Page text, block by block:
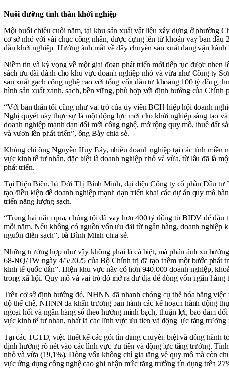
Nuôi dưỡng tinh thần khởi nghiệp
Một buổi chiều cuối năm, tại khu sản xuất vật liệu xây dựng ở phường
cơ sở nhỏ với vài chục công nhân, được dựng lên từ khoản vay ban
đầu khởi nghiệp. Hướng ánh mắt về dây chuyền sản xuất đang vận
Niềm tin và kỳ vọng về một giai đoạn phát triển mới tiếp tục được
sách ưu đãi dành cho khu vực doanh nghiệp nhỏ và vừa như Công ty
sản xuất gạch công nghệ cao với tổng vốn đầu tư khoảng 100 tỷ đồng,
hình sản xuất xanh, sạch, bền vững, phù hợp với định hướng của Chính
“Với bản thân tôi cũng như vai trò của ủy viên BCH hiệp hội doanh
Nghị quyết này thực sự là một động lực mới cho khởi nghiệp sáng tạo
doanh nghiệp mạnh dạn đổi mới công nghệ, mở rộng quy mô, thuê đất
và vươn lên phát triển”, ông Bảy chia sẻ.
Không chỉ ông Nguyễn Huy Bảy, nhiều doanh nghiệp tại các tỉnh miền
vực kinh tế tư nhân, đặc biệt là doanh nghiệp nhỏ và vừa, từ lâu đã là
phát triển.
Tại Điện Biên, bà Đới Thị Bình Minh, đại diện Công ty cổ phần Đầu tư
tạo điều kiện để doanh nghiệp mạnh dạn triển khai các dự án quy mô
triển năng lượng sạch.
“Trong hai năm qua, chúng tôi đã vay hơn 400 tỷ đồng từ BIDV để
mỗi năm. Nếu không có nguồn vốn ưu đãi từ ngân hàng, doanh nghiệp
nguồn điện sạch”, bà Bình Minh chia sẻ.
Những trường hợp như vậy không phải là cá biệt, mà phản ánh xu
68-NQ/TW ngày 4/5/2025 của Bộ Chính trị đã tạo thêm một bước phát
kinh tế quốc dân”. Hiện khu vực này có hơn 940.000 doanh nghiệp,
trong xã hội. Quy mô và vai trò đó mở ra dư địa để dòng vốn ngân
Trên cơ sở định hướng đó, NHNN đã nhanh chóng cụ thể hóa bằng
độ thể chế, NHNN đã khẩn trương ban hành các kế hoạch hành động
ngoại hối và ngân hàng số theo hướng minh bạch, thuận lợi, bảo đảm
vực kinh tế tư nhân, nhất là các lĩnh vực ưu tiên và động lực tăng trưởng
Tại các TCTD, việc thiết kế các gói tín dụng chuyên biệt và đồng hành
định hướng rõ nét vào các lĩnh vực ưu tiên và động lực tăng trưởng.
nhỏ và vừa (19,1%). Dòng vốn không chỉ gia tăng về quy mô mà còn
vực ứng dụng công nghệ cao ghi nhận mức tăng trưởng tín dụng trên